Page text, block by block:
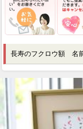
長寿のフクロウ額 名